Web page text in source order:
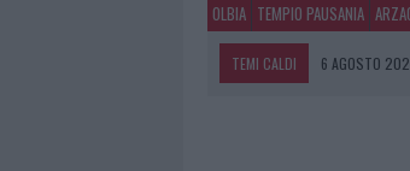
OLBIA TEMPIO PAUSANIA
TEMI CALDI 6 AGOSTO